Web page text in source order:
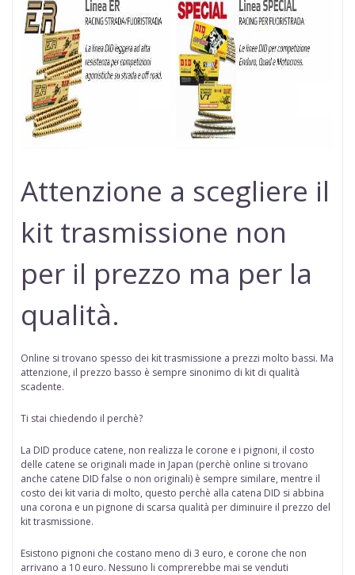
Attenzione a scegliere il
kit trasmissione non
per il prezzo ma per la
qualità.
Online si trovano spesso dei kit trasmissione a prezzi molto bassi. Ma
attenzione, il prezzo basso è sempre sinonimo di kit di qualità
scadente.
Ti stai chiedendo il perchè?
La DID produce catene, non realizza le corone e i pignoni, il costo
delle catene se originali made in Japan (perchè online si trovano
anche catene DID false o non originali) è sempre similare, mentre il
costo dei kit varia di molto, questo perchè alla catena DID si abbina
una corona e un pignone di scarsa qualità per diminuire il prezzo del
kit trasmissione.
Esistono pignoni che costano meno di 3 euro, e corone che non
arrivano a 10 euro. Nessuno li comprerebbe mai se venduti